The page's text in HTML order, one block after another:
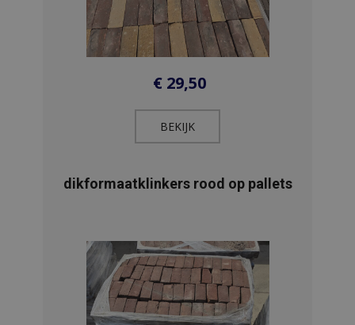
€29,50
BEKIJK​
dikformaatklinkers rood op pallets